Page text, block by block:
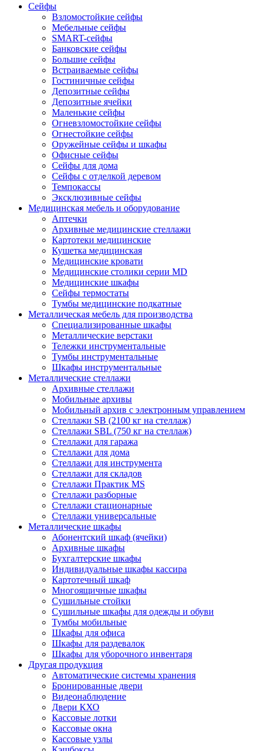
Сейфы
Взломостойкие сейфы
Мебельные сейфы
SMART-сейфы
Банковские сейфы
Большие сейфы
Встраиваемые сейфы
Гостиничные сейфы
Депозитные сейфы
Депозитные ячейки
Маленькие сейфы
Огневзломостойкие сейфы
Огнестойкие сейфы
Оружейные сейфы и шкафы
Офисные сейфы
Сейфы для дома
Сейфы с отделкой деревом
Темпокассы
Эксклюзивные сейфы
Медицинская мебель и оборудование
Аптечки
Архивные медицинские стеллажи
Картотеки медицинские
Кушетка медицинская
Медицинские кровати
Медицинские столики серии MD
Медицинские шкафы
Сейфы термостаты
Тумбы медицинские подкатные
Металлическая мебель для производства
Cпециализированные шкафы
Металлические верстаки
Тележки инструментальные
Тумбы инструментальные
Шкафы инструментальные
Металлические стеллажи
Архивные стеллажи
Мобильные архивы
Мобильный архив с электронным управлением
Стеллажи SB (2100 кг на стеллаж)
Стеллажи SBL (750 кг на стеллаж)
Стеллажи для гаража
Стеллажи для дома
Стеллажи для инструмента
Стеллажи для складов
Стеллажи Практик MS
Стеллажи разборные
Стеллажи стационарные
Стеллажи универсальные
Металлические шкафы
Абонентский шкаф (ячейки)
Архивные шкафы
Бухгалтерские шкафы
Индивидуальные шкафы кассира
Картотечный шкаф
Многоящичные шкафы
Сушильные стойки
Сушильные шкафы для одежды и обуви
Тумбы мобильные
Шкафы для офиса
Шкафы для раздевалок
Шкафы для уборочного инвентаря
Другая продукция
Автоматические системы хранения
Бронированные двери
Видеонаблюдение
Двери КХО
Кассовые лотки
Кассовые окна
Кассовые узлы